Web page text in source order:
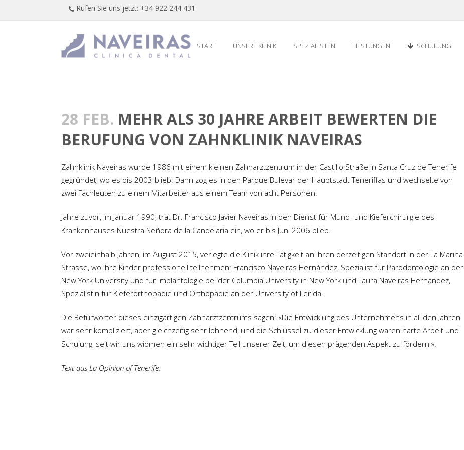
Rufen Sie uns jetzt: +34 922 244 431
START UNSERE KLINIK SPEZIALISTEN LEISTUNGEN SCHULUNG
28 FEB. MEHR ALS 30 JAHRE ARBEIT BEWERTEN DIE
BERUFUNG VON ZAHNKLINIK NAVEIRAS
Zahnklinik Naveiras wurde 1986 mit einem kleinen Zahnarztzentrum in der Castillo Straße in Santa Cruz de Tenerife
gegründet, wo es bis 2003 blieb. Dann zog es in den Parque Bulevar der Hauptstadt Teneriffas und wechselte von
zwei Fachleuten zu einem Mitarbeiter aus einem Team von acht Personen.
Jahre zuvor, im Januar 1990, trat Dr. Francisco Javier Naveiras in den Dienst für Mund- und Kieferchirurgie des
Krankenhauses Nuestra Señora de la Candelaria ein, wo er bis Juni 2006 blieb.
Vor zweieinhalb Jahren, im August 2015, verlegte die Klinik ihre Tätigkeit an ihren derzeitigen Standort in der La Marina
Strasse, wo ihre Kinder professionell teilnehmen: Francisco Naveiras Hernández, Spezialist für Parodontologie an der
New York University und für Implantologie bei der Columbia University in New York und Laura Naveiras Hernández,
Spezialistin für Kieferorthopädie und Orthopädie an der University of Lerida.
Die Befürworter dieses einzigartigen Zahnarztzentrums sagen: «Die Entwicklung des Unternehmens in all den Jahren
war sehr kompliziert, aber gleichzeitig sehr lohnend, und die Schlüssel zu dieser Entwicklung waren harte Arbeit und
Schulung, seit wir uns widmen ein sehr wichtiger Teil unserer Zeit, um diesen prägenden Aspekt zu fördern ».
Text aus La Opinion of Tenerife.